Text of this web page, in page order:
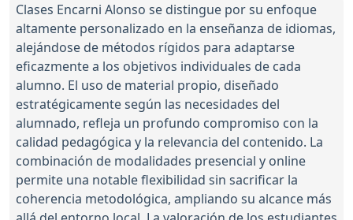
Clases Encarni Alonso se distingue por su enfoque
altamente personalizado en la enseñanza de idiomas,
alejándose de métodos rígidos para adaptarse
eficazmente a los objetivos individuales de cada
alumno. El uso de material propio, diseñado
estratégicamente según las necesidades del
alumnado, refleja un profundo compromiso con la
calidad pedagógica y la relevancia del contenido. La
combinación de modalidades presencial y online
permite una notable flexibilidad sin sacrificar la
coherencia metodológica, ampliando su alcance más